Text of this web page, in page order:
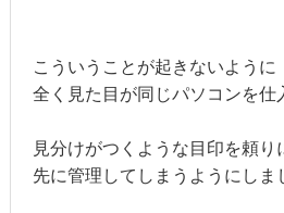
こういうことが起きないように
全く見た目が同じパソコンを仕
見分けがつくような目印を頼り
先に管理してしまうようにしま